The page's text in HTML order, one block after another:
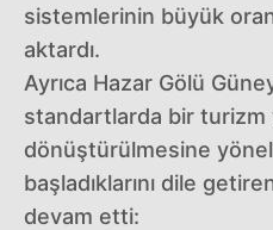
sistemlerinin büyük
aktardı.
Ayrıca Hazar Gölü
standartlarda bir turizm
dönüştürülmesine
başladıklarını dile
devam etti: